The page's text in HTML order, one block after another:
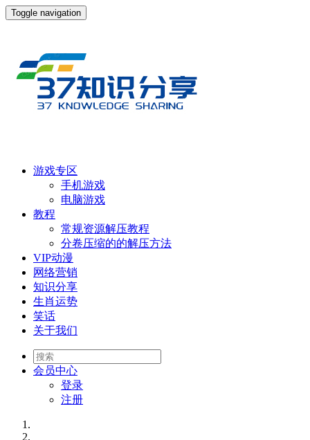
Toggle navigation
游戏专区
手机游戏
电脑游戏
教程
常规资源解压教程
分卷压缩的的解压方法
VIP动漫
网络营销
知识分享
生肖运势
笑话
关于我们
会员中心
登录
注册